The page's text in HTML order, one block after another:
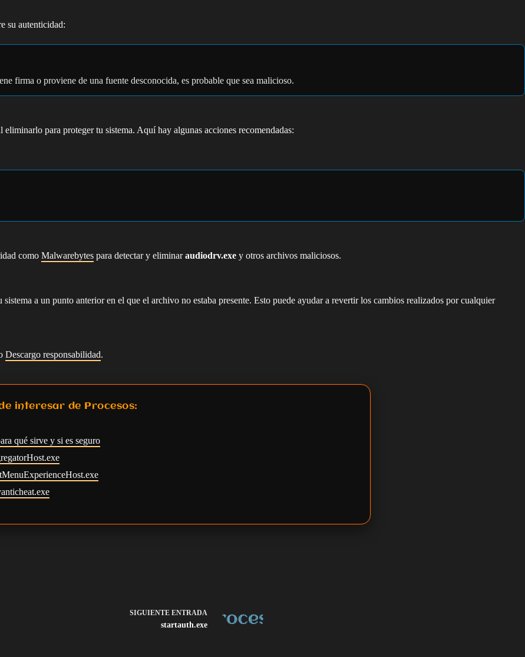
su autenticidad:
firma o proviene de una fuente desconocida, es probable que sea malicioso.
para proteger tu sistema. Aquí hay algunas acciones recomendadas:
como Malwarebytes para detectar y eliminaraudiodrv.exe y otros archivos maliciosos.
sistema a un punto anterior en el que el archivo no estaba presente. Esto puede ayudar a revertir los cambios realizados por cualquier
Descargo responsabilidad.
interesar de Procesos:
qué sirve y si es seguro
SIGUIENTE ENTRADA
startauth.exe